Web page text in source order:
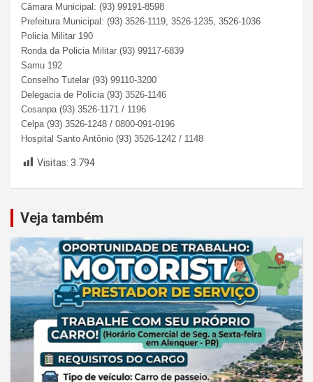
Câmara Municipal: (93) 99191-8598
Prefeitura Municipal: (93) 3526-1119, 3526-1235, 3526-1036
Policia Militar 190
Ronda da Policia Militar (93) 99117-6839
Samu 192
Conselho Tutelar (93) 99110-3200
Delegacia de Polícia (93) 3526-1146
Cosanpa (93) 3526-1171 / 1196
Celpa (93) 3526-1248 / 0800-091-0196
Hospital Santo Antônio (93) 3526-1242 / 1148
Visitas: 3.794
Veja também